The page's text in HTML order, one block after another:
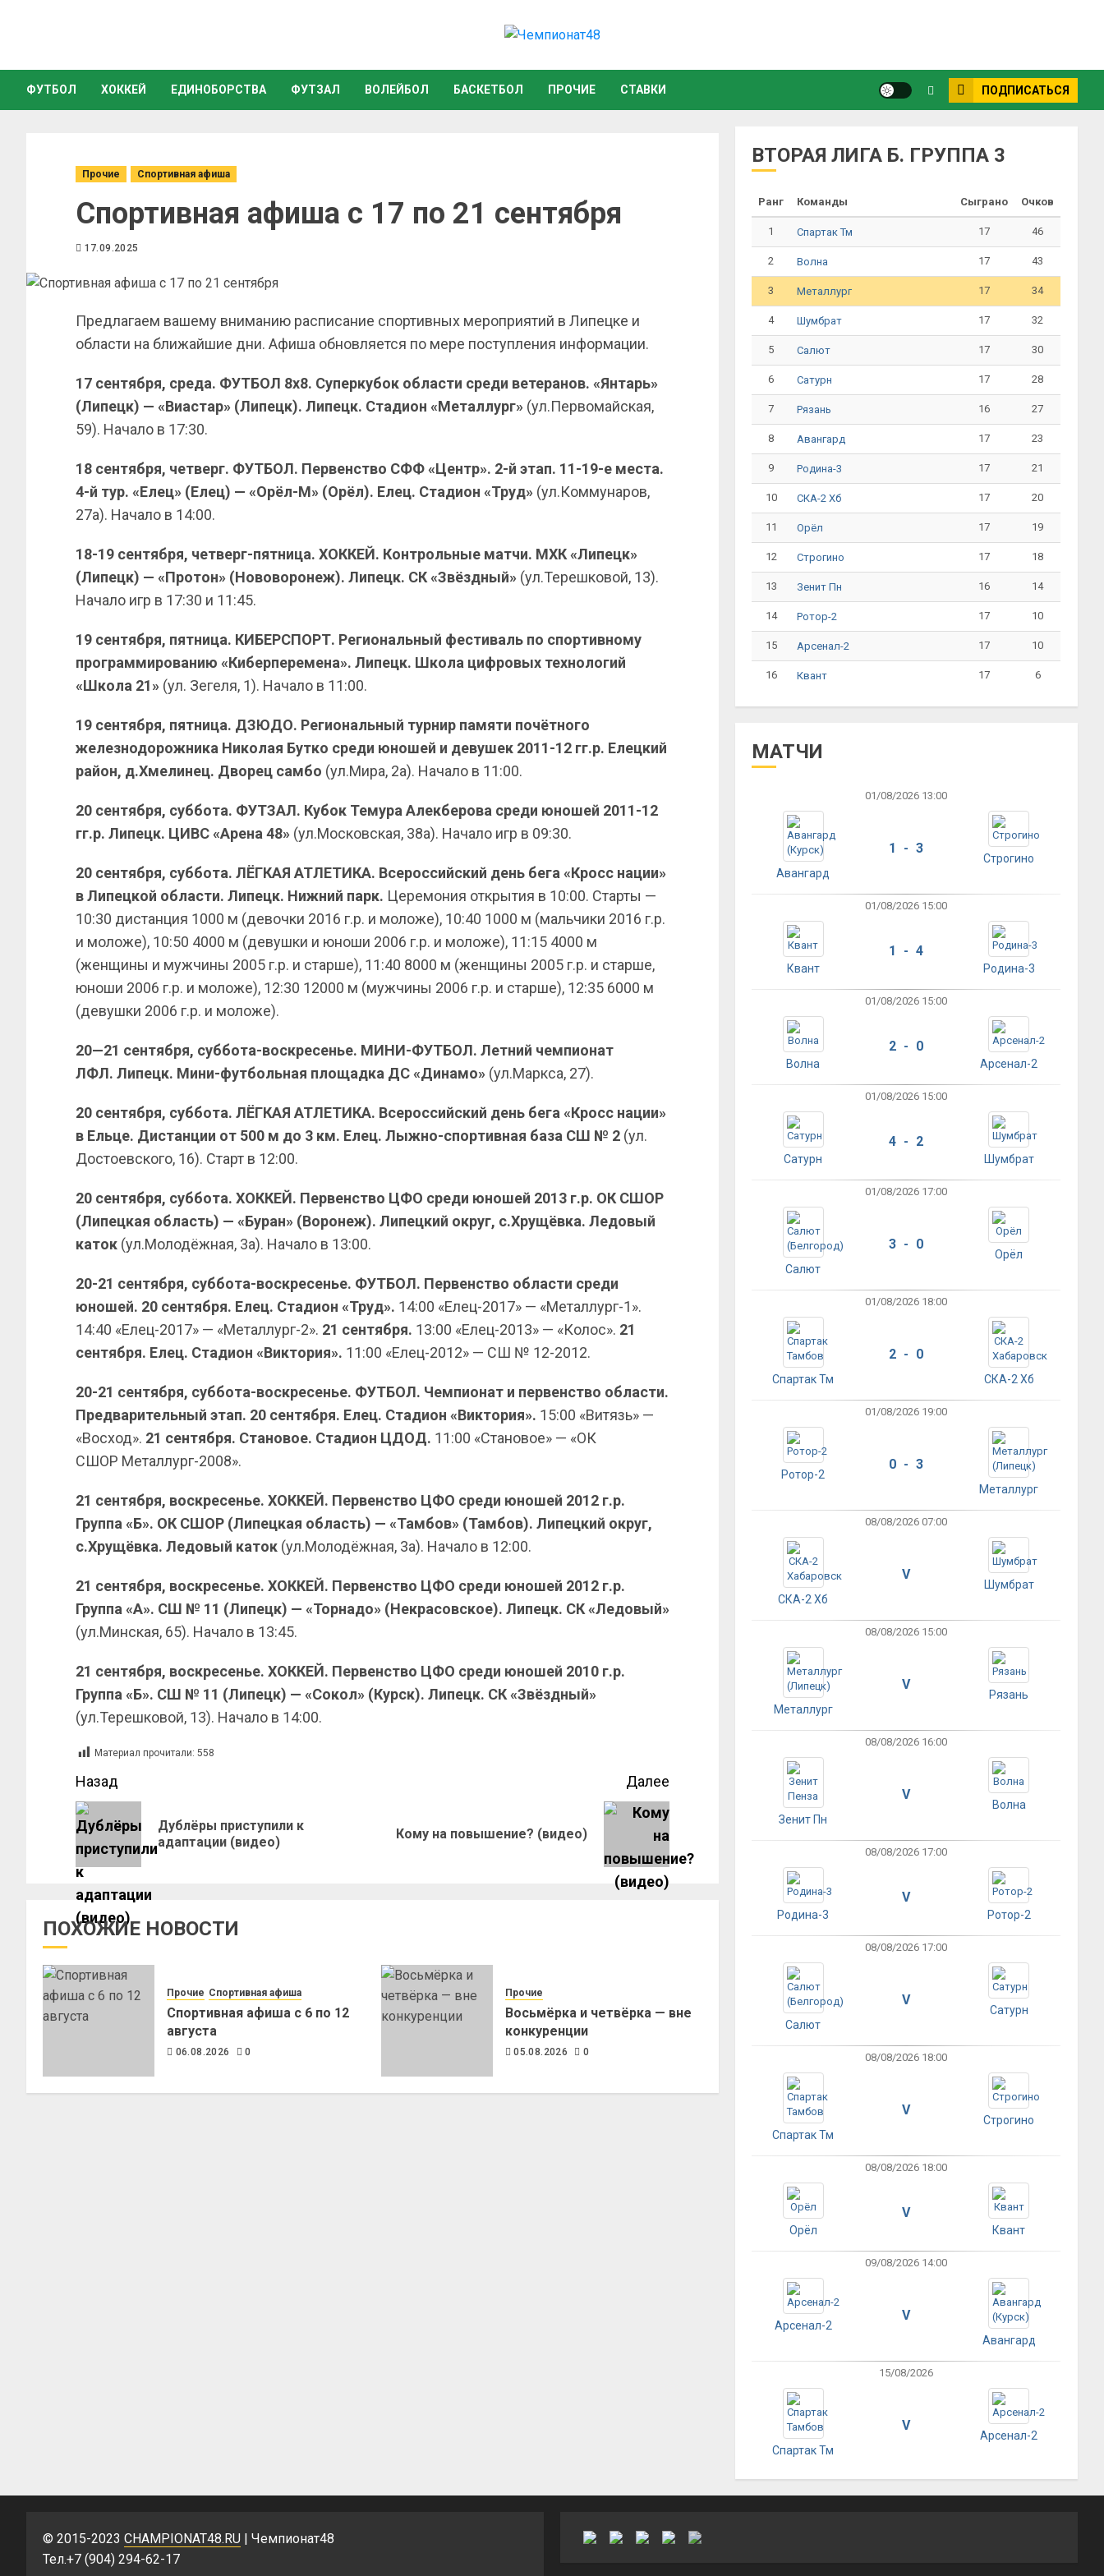
ФУТБОЛ ХОККЕЙ ЕДИНОБОРСТВА ФУТЗАЛ ВОЛЕЙБОЛ БАСКЕТБОЛ ПРОЧИЕ СТАВКИ ПОДПИСАТЬСЯ
Прочие Спортивная афиша
Спортивная афиша с 17 по 21 сентября
17.09.2025
Предлагаем вашему вниманию расписание спортивных мероприятий в Липецке и
области на ближайшие дни. Афиша обновляется по мере поступления информации.
17 сентября, среда. ФУТБОЛ 8х8. Суперкубок области среди ветеранов. «Янтарь»
(Липецк) — «Виастар» (Липецк). Липецк. Стадион «Металлург» (ул.Первомайская,
59). Начало в 17:30.
18 сентября, четверг. ФУТБОЛ. Первенство СФФ «Центр». 2-й этап. 11-19-е места.
4-й тур. «Елец» (Елец) — «Орёл-М» (Орёл). Елец. Стадион «Труд» (ул.Коммунаров,
27а). Начало в 14:00.
18-19 сентября, четверг-пятница. ХОККЕЙ. Контрольные матчи. МХК «Липецк»
(Липецк) — «Протон» (Нововоронеж). Липецк. СК «Звёздный» (ул.Терешковой, 13).
Начало игр в 17:30 и 11:45.
19 сентября, пятница. КИБЕРСПОРТ. Региональный фестиваль по спортивному
программированию «Киберперемена». Липецк. Школа цифровых технологий
«Школа 21» (ул. Зегеля, 1). Начало в 11:00.
19 сентября, пятница. ДЗЮДО. Региональный турнир памяти почётного
железнодорожника Николая Бутко среди юношей и девушек 2011-12 гг.р. Елецкий
район, д.Хмелинец. Дворец самбо (ул.Мира, 2а). Начало в 11:00.
20 сентября, суббота. ФУТЗАЛ. Кубок Темура Алекберова среди юношей 2011-12
гг.р. Липецк. ЦИВС «Арена 48» (ул.Московская, 38а). Начало игр в 09:30.
20 сентября, суббота. ЛЁГКАЯ АТЛЕТИКА. Всероссийский день бега «Кросс нации»
в Липецкой области. Липецк. Нижний парк. Церемония открытия в 10:00. Старты —
10:30 дистанция 1000 м (девочки 2016 г.р. и моложе), 10:40 1000 м (мальчики 2016 г.р.
и моложе), 10:50 4000 м (девушки и юноши 2006 г.р. и моложе), 11:15 4000 м
(женщины и мужчины 2005 г.р. и старше), 11:40 8000 м (женщины 2005 г.р. и старше,
юноши 2006 г.р. и моложе), 12:30 12000 м (мужчины 2006 г.р. и старше), 12:35 6000 м
(девушки 2006 г.р. и моложе).
20—21 сентября, суббота-воскресенье. МИНИ-ФУТБОЛ. Летний чемпионат
ЛФЛ. Липецк. Мини-футбольная площадка ДС «Динамо» (ул.Маркса, 27).
20 сентября, суббота. ЛЁГКАЯ АТЛЕТИКА. Всероссийский день бега «Кросс нации»
в Ельце. Дистанции от 500 м до 3 км. Елец. Лыжно-спортивная база СШ № 2 (ул.
Достоевского, 16). Старт в 12:00.
20 сентября, суббота. ХОККЕЙ. Первенство ЦФО среди юношей 2013 г.р. ОК СШОР
(Липецкая область) — «Буран» (Воронеж). Липецкий округ, с.Хрущёвка. Ледовый
каток (ул.Молодёжная, 3а). Начало в 13:00.
20-21 сентября, суббота-воскресенье. ФУТБОЛ. Первенство области среди
юношей. 20 сентября. Елец. Стадион «Труд». 14:00 «Елец-2017» — «Металлург-1».
14:40 «Елец-2017» — «Металлург-2». 21 сентября. 13:00 «Елец-2013» — «Колос». 21
сентября. Елец. Стадион «Виктория». 11:00 «Елец-2012» — СШ № 12-2012.
20-21 сентября, суббота-воскресенье. ФУТБОЛ. Чемпионат и первенство области.
Предварительный этап. 20 сентября. Елец. Стадион «Виктория». 15:00 «Витязь» —
«Восход». 21 сентября. Становое. Стадион ЦДОД. 11:00 «Становое» — «ОК
СШОР Металлург-2008».
21 сентября, воскресенье. ХОККЕЙ. Первенство ЦФО среди юношей 2012 г.р.
Группа «Б». ОК СШОР (Липецкая область) — «Тамбов» (Тамбов). Липецкий округ,
с.Хрущёвка. Ледовый каток (ул.Молодёжная, 3а). Начало в 12:00.
21 сентября, воскресенье. ХОККЕЙ. Первенство ЦФО среди юношей 2012 г.р.
Группа «А». СШ № 11 (Липецк) — «Торнадо» (Некрасовское). Липецк. СК «Ледовый»
(ул.Минская, 65). Начало в 13:45.
21 сентября, воскресенье. ХОККЕЙ. Первенство ЦФО среди юношей 2010 г.р.
Группа «Б». СШ № 11 (Липецк) — «Сокол» (Курск). Липецк. СК «Звёздный»
(ул.Терешковой, 13). Начало в 14:00.
Материал прочитали: 558
Назад
Дублёры приступили к
адаптации (видео)
Далее
Кому на повышение? (видео)
ПОХОЖИЕ НОВОСТИ
Прочие Спортивная афиша
Спортивная афиша с 6 по 12
августа
06.08.2026 0
Прочие
Восьмёрка и четвёрка — вне
конкуренции
05.08.2026 0
ВТОРАЯ ЛИГА Б. ГРУППА 3
Ранг Команды Сыграно Очков
1 Спартак Тм 17 46
2 Волна 17 43
3 Металлург 17 34
4 Шумбрат 17 32
5 Салют 17 30
6 Сатурн 17 28
7 Рязань 16 27
8 Авангард 17 23
9 Родина-3 17 21
10 СКА-2 Хб 17 20
11 Орёл 17 19
12 Строгино 17 18
13 Зенит Пн 16 14
14 Ротор-2 17 10
15 Арсенал-2 17 10
16 Квант 17 6
МАТЧИ
01/08/2026 13:00
Авангард
1 - 3
Строгино
01/08/2026 15:00
Квант
1 - 4
Родина-3
01/08/2026 15:00
Волна
2 - 0
Арсенал-2
01/08/2026 15:00
Сатурн
4 - 2
Шумбрат
01/08/2026 17:00
Салют
3 - 0
Орёл
01/08/2026 18:00
Спартак Тм
2 - 0
СКА-2 Хб
01/08/2026 19:00
Ротор-2
0 - 3
Металлург
08/08/2026 07:00
СКА-2 Хб
V
Шумбрат
08/08/2026 15:00
Металлург
V
Рязань
08/08/2026 16:00
Зенит Пн
V
Волна
08/08/2026 17:00
Родина-3
V
Ротор-2
08/08/2026 17:00
Салют
V
Сатурн
08/08/2026 18:00
Спартак Тм
V
Строгино
08/08/2026 18:00
Орёл
V
Квант
09/08/2026 14:00
Арсенал-2
V
Авангард
15/08/2026
Спартак Тм
V
Арсенал-2
© 2015-2023 CHAMPIONAT48.RU | Чемпионат48
Тел.+7 (904) 294-62-17